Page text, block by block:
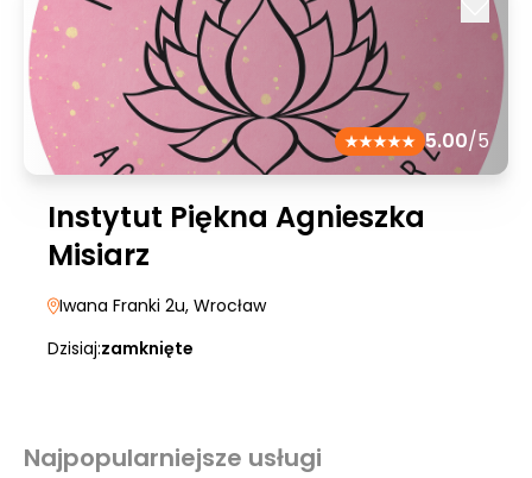
5.00/5
Instytut Piękna Agnieszka
Misiarz
Iwana Franki 2u, Wrocław
Dzisiaj:zamknięte
Najpopularniejsze usługi